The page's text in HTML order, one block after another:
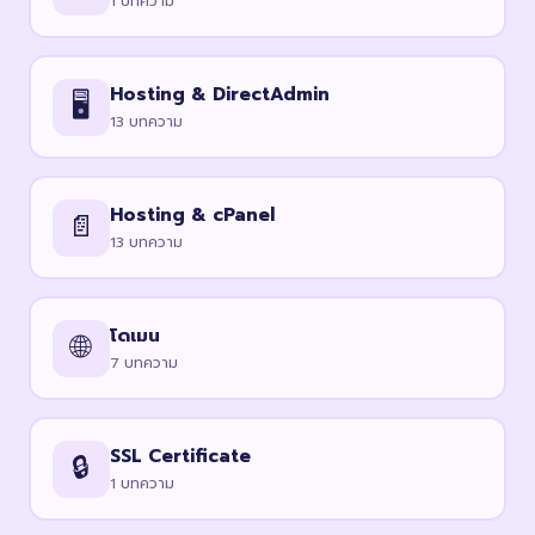
🖥️ Hosting & DirectAdmin
13 บทความ
📄 Hosting & cPanel
13 บทความ
🌐 โดเมน
7 บทความ
🔒 SSL Certificate
1 บทความ